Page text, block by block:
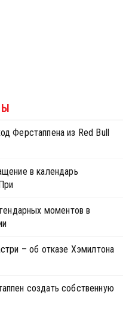
Ферстаппена из Red Bull
в календарь
моментов в
– об отказе Хэмилтона
создать собственную